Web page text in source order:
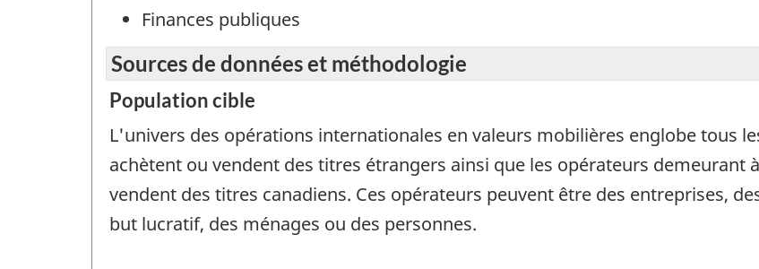
Finances publiques
Sources de données et méthodologie
Population cible
L'univers des opérations internationales en valeurs mobilières englobe tous
achètent ou vendent des titres étrangers ainsi que les opérateurs demeurant
vendent des titres canadiens. Ces opérateurs peuvent être des entreprises,
but lucratif, des ménages ou des personnes.